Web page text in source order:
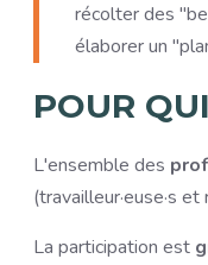
récolter des
élaborer un
POUR
L'ensemble des
(travailleur·euse·s
La participation est